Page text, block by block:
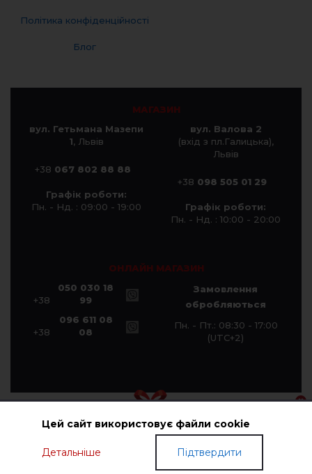
ПОДАРУНКОВІ СЕРТИФІКАТИ
Цей сайт використовує файли cookie
Детальніше Підтвердити
Політика конфіденційності
Блог
МАГАЗИН
вул. Гетьмана Мазепи
1, Львів
+38 067 802 88 88
Графік роботи:
Пн. - Нд. : 09:00 - 19:00
вул. Валова 2
(вхід з пл.Галицька),
Львів
+38 098 505 01 29
Графік роботи:
Пн. - Нд. : 10:00 - 20:00
ОНЛАЙН МАГАЗИН
+38
050 030 18
99
+38
096 611 08
08
Замовлення
обробляються
Пн. - Пт.: 08:30 - 17:00
(UTC+2)
© Компанія «Галичанка» 2026